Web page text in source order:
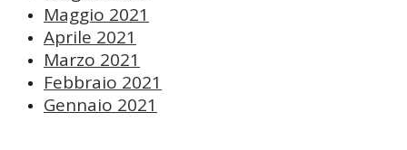
Maggio 2021
Aprile 2021
Marzo 2021
Febbraio 2021
Gennaio 2021